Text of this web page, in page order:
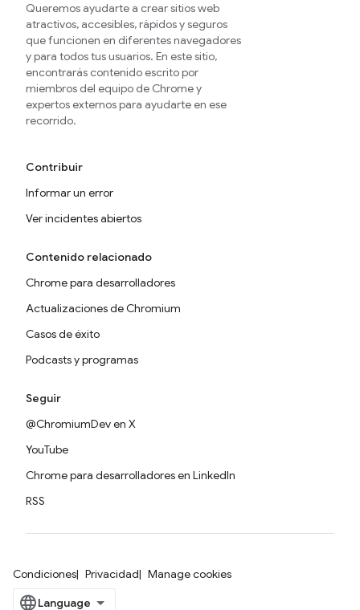
Queremos ayudarte a crear sitios web
atractivos, accesibles, rápidos y seguros
que funcionen en diferentes navegadores
y para todos tus usuarios. En este sitio,
encontrarás contenido escrito por
miembros del equipo de Chrome y
expertos externos para ayudarte en ese
recorrido.
Contribuir
Informar un error
Ver incidentes abiertos
Contenido relacionado
Chrome para desarrolladores
Actualizaciones de Chromium
Casos de éxito
Podcasts y programas
Seguir
@ChromiumDev en X
YouTube
Chrome para desarrolladores en LinkedIn
RSS
Condiciones Privacidad Manage cookies